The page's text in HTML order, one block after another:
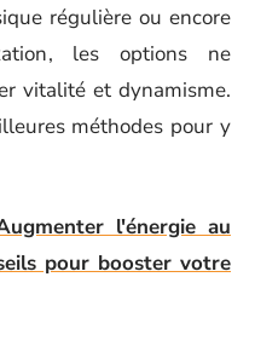
régulière ou encore
les options ne
vitalité et dynamisme.
méthodes pour y
l'énergie au
pour booster votre